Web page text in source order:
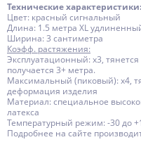
Технические характеристики:
Цвет: красный сигнальный
Длина: 1.5 метра XL
Ширина: 3 сантиметра
Коэфф. растяжения:
Эксплуатационный: х3,
получается 3+ метра.
Максимальный (пиковый): х4,
деформация изделия
Материал: специальное
латекса
Температурный режим: -30 до
Подробнее на сайте